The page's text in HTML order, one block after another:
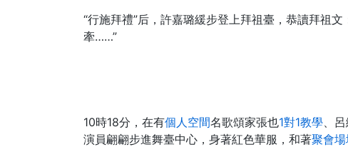
“行施拜禮”后，許嘉璐緩步登上拜祖臺，恭讀拜祖
牽……”
10時18分，在有個人空間名歌頌家張也1對1教學、
演員翩翩步進舞臺中心，身著紅色華服，和著聚會